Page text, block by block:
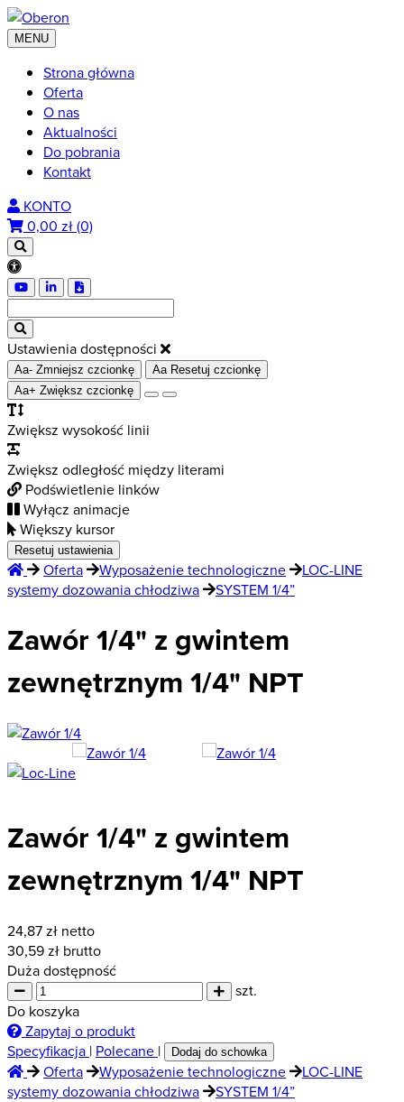
MENU
Strona główna
Oferta
O nas
Aktualności
Do pobrania
Kontakt
KONTO
0,00 zł (0)
Ustawienia dostępności
Aa- Zmniejsz czcionkę Aa Resetuj czcionkę
Aa+ Zwiększ czcionkę
Zwiększ wysokość linii
Zwiększ odległość między literami
Podświetlenie linków
Wyłącz animacje
Większy kursor
Resetuj ustawienia
Oferta Wyposażenie technologiczne
LOC-LINE
systemy dozowania chłodziwa
SYSTEM 1/4”
Zawór 1/4" z gwintem
zewnętrznym 1/4" NPT
Zawór 1/4" z gwintem
zewnętrznym 1/4" NPT
24,87zł netto
30,59zł brutto
Duża dostępność
szt.
Do koszyka
Zapytaj o produkt
Specyfikacja | Polecane | Dodaj do schowka
Oferta Wyposażenie technologiczne
LOC-LINE
systemy dozowania chłodziwa
SYSTEM 1/4”